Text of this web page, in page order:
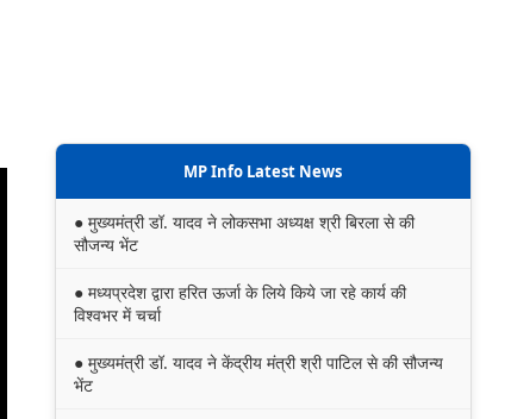
MP Info Latest News
● मुख्यमंत्री डॉ. यादव ने लोकसभा अध्यक्ष श्री बिरला से की
सौजन्य भेंट
● मध्यप्रदेश द्वारा हरित ऊर्जा के लिये किये जा रहे कार्य की
विश्वभर में चर्चा
● मुख्यमंत्री डॉ. यादव ने केंद्रीय मंत्री श्री पाटिल से की सौजन्य
भेंट